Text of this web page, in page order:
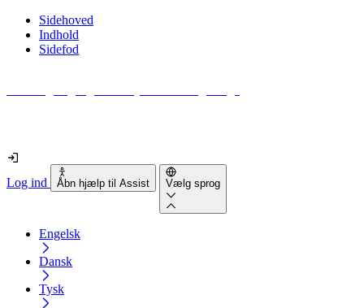
Sidehoved
Indhold
Sidefod
Log ind Åbn hjælp til Assist Vælg sprog
Engelsk
Dansk
Tysk